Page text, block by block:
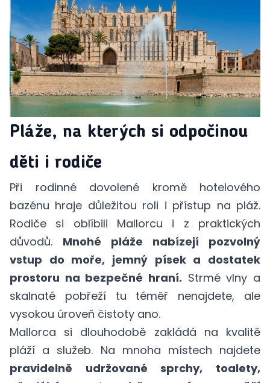
Pláže, na kterých si odpočinou
děti i rodiče
Při rodinné dovolené kromě hotelového
bazénu hraje důležitou roli i přístup na pláž.
Rodiče si oblíbili Mallorcu i z praktických
důvodů. Mnohé pláže nabízejí pozvolný
vstup do moře, jemný písek a dostatek
prostoru na bezpečné hraní. Strmé vlny a
skalnaté pobřeží tu téměř nenajdete, ale
vysokou úroveň čistoty ano.
Mallorca si dlouhodobě zakládá na kvalitě
pláží a služeb. Na mnoha místech najdete
pravidelně udržované sprchy, toalety,